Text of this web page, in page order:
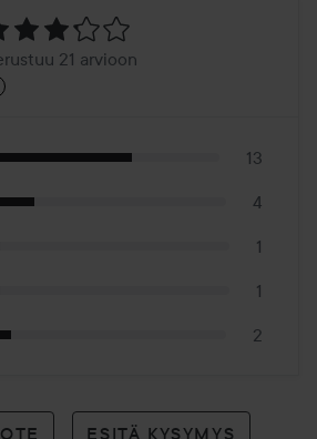
21 arvioon
13
4
1
1
2
ESITÄ KYSYMYS